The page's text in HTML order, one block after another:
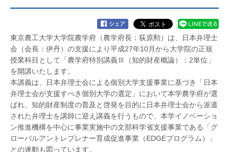
東京農工大学大学院農学府（農学府長：荻原勲）は、日本弁理士
会（会長：伊丹）の支援により平成27年10月から大学院の正規
授業科目として「農学府特別講義Ⅲ（知的財産概論）：2単位」
を開講いたします。
本講義は、日本弁理士会による個別大学支援事業に基づき「日本
弁理士会が支援すべき個別大学の選定」において本学農学府が選
ばれ、知的財産制度の普及と啓発を目的に日本弁理士会から派遣
された弁理士を講師に迎え講義を行うもので、本学イノベーショ
ン推進機構を中心に事業実施中の文部科学省支援事業である「グ
ローバルアントレプレナー育成促進事業（EDGEプログラム）」
との連動も図っています。